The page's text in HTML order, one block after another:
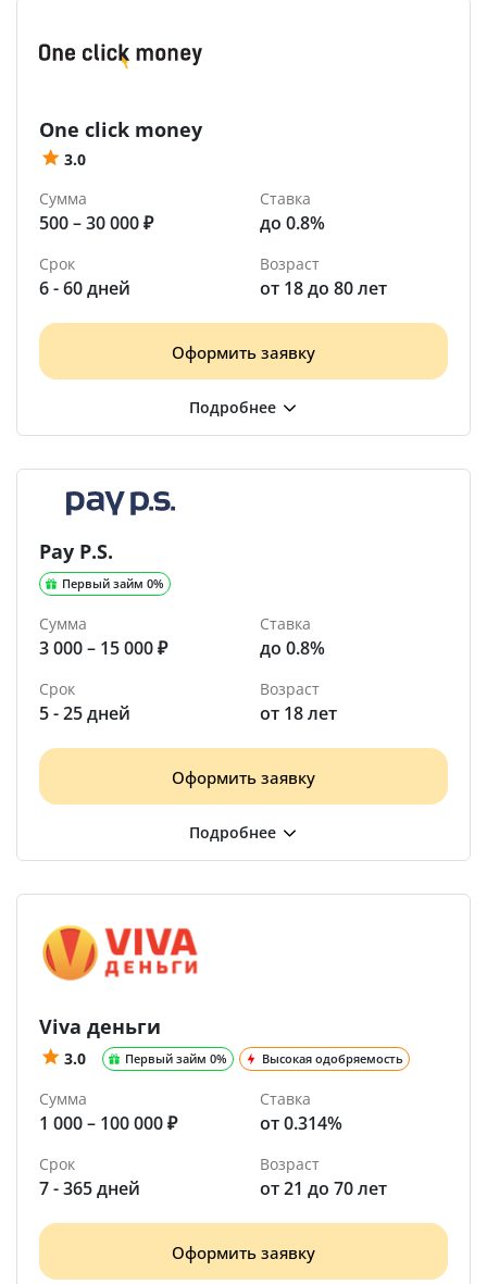
One click money
3.0
Сумма
500 – 30 000 ₽
Ставка
до 0.8%
Срок
6 - 60 дней
Возраст
от 18 до 80 лет
Оформить заявку
Pay P.S.
Первый займ 0%
Сумма
3 000 – 15 000 ₽
Ставка
до 0.8%
Срок
5 - 25 дней
Возраст
от 18 лет
Оформить заявку
Viva деньги
3.0 Первый займ 0% Высокая одобряемость
Сумма
1 000 – 100 000 ₽
Ставка
от 0.314%
Срок
7 - 365 дней
Возраст
от 21 до 70 лет
Оформить заявку